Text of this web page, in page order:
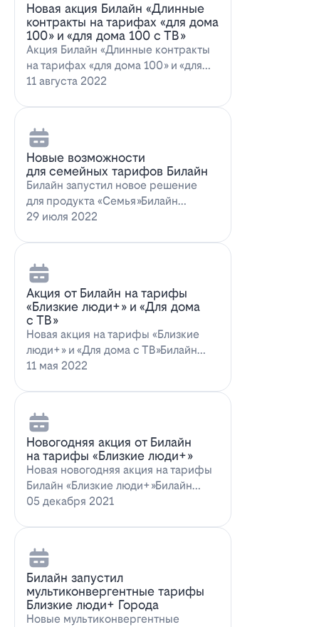
Новая акция Билайн «Длинные
контракты на тарифах «для дома
100» и «для дома 100 с ТВ»
Акция Билайн «Длинные контракты
на тарифах «для дома 100» и «для
дома 100 с…
11 августа 2022
Новые возможности
для семейных тарифов Билайн
Билайн запустил новое решение
для продукта «Семья»Билайн
объявил о запуске новых возможн…
29 июля 2022
Акция от Билайн на тарифы
«Близкие люди+» и «Для дома
с ТВ»
Новая акция на тарифы «Близкие
люди+» и «Для дома с ТВ»Билайн
предлагает выг…
11 мая 2022
Новогодняя акция от Билайн
на тарифы «Близкие люди+»
Новая новогодняя акция на тарифы
Билайн «Близкие люди+»Билайн
предлагает новогоднее пред…
05 декабря 2021
Билайн запустил
мультиконвергентные тарифы
Близкие люди+ Города
Новые мультиконвергентные